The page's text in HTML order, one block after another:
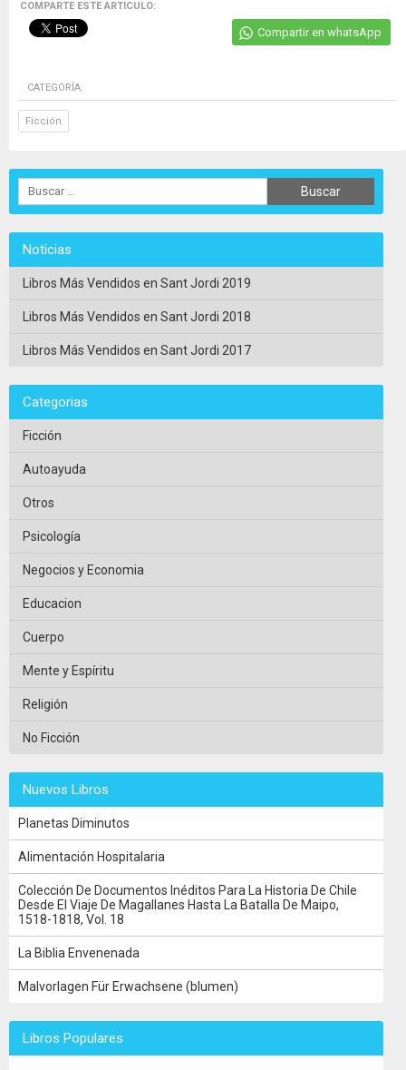
COMPARTE ESTE ARTICULO:
Compartir en whatsApp
CATEGORÍA:
Ficción
Noticias
Libros Más Vendidos en Sant Jordi 2019
Libros Más Vendidos en Sant Jordi 2018
Libros Más Vendidos en Sant Jordi 2017
Categorias
Ficción
Autoayuda
Otros
Psicología
Negocios y Economia
Educacion
Cuerpo
Mente y Espíritu
Religión
No Ficción
Nuevos Libros
Planetas Diminutos
Alimentación Hospitalaria
Colección De Documentos Inéditos Para La Historia De Chile
Desde El Viaje De Magallanes Hasta La Batalla De Maipo,
1518-1818, Vol. 18
La Biblia Envenenada
Malvorlagen Für Erwachsene (blumen)
Libros Populares